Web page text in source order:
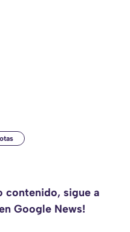
contenido, sigue a
Google News!